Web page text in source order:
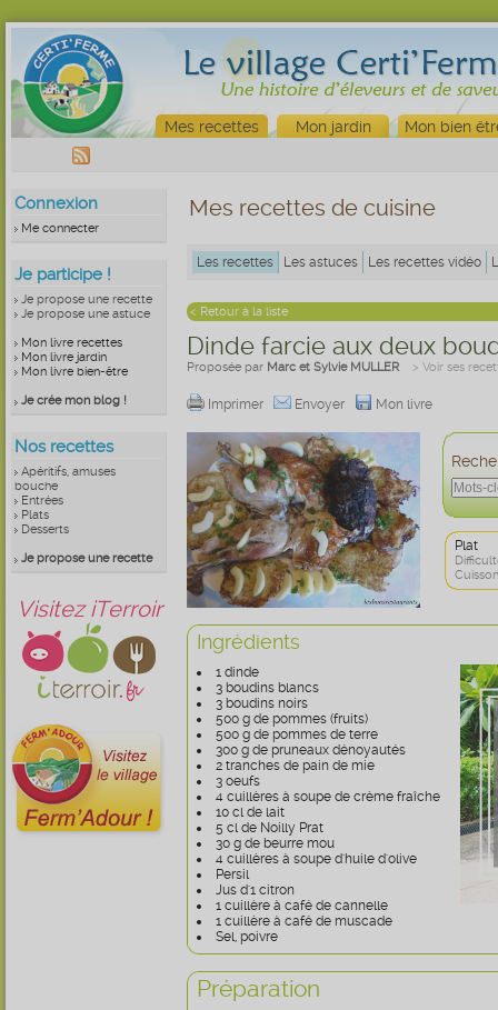
Mes recettes Mon jardin Mon bien
Connexion
Me connecter
Je participe !
Je propose une recette
Je propose une astuce
Mon livre recettes
Mon livre jardin
Mon livre bien-être
Je crée mon blog !
Nos recettes
Apéritifs, amuses
bouche
Entrées
Plats
Desserts
Je propose une recette
Visitez iTerroir
Mes recettes de cuisine
Les recettes Les astuces Les recettes vidéo
< Retour à la liste
Dinde farcie aux deux
Proposée par Marc et Sylvie MULLER > Voir ses
Imprimer Envoyer Mon livre
Plat
Ingrédients
1 dinde
3 boudins blancs
3 boudins noirs
500 g de pommes (fruits)
500 g de pommes de terre
300 g de pruneaux dénoyautés
2 tranches de pain de mie
3 oeufs
4 cuillères à soupe de crème fraîche
10 cl de lait
5 cl de Noilly Prat
30 g de beurre mou
4 cuillères à soupe d'huile d'olive
Persil
Jus d'1 citron
1 cuillère à café de cannelle
1 cuillère à café de muscade
Sel, poivre
Préparation